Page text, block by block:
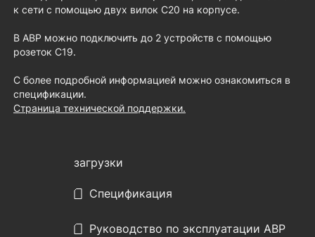
к сети с помощью двух вилок C20 на корпусе.
В АВР можно подключить до 2 устройств с помощью
розеток C19.
С более подробной информацией можно ознакомиться в
спецификации.
Страница технической поддержки.
загрузки
Спецификация
Руководство по эксплуатации АВР